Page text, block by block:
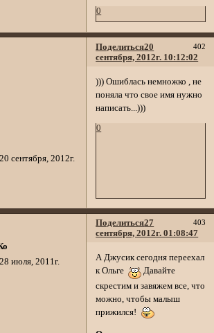
0
Поделиться 402
20
сентября, 2012г. 10:12:02
сентября, 2012г.
))) Ошиблась немножко , не
поняла что свое имя нужно
написать...)))
0
Поделиться 403
27
сентября, 2012г. 01:08:47
июля, 2011г.
А Джусик сегодня переехал
к Ольге
Давайте
скрестим и завяжем все, что
можно, чтобы малыш
прижился!